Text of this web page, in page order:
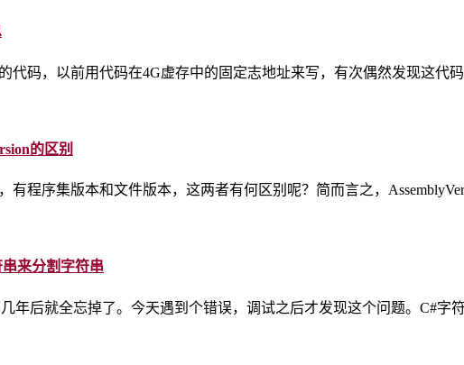
代码，以前用代码在4G虚存中的固定志地址来写，有次偶然发现这
的区别
有程序集版本和文件版本，这两者有何区别呢？简而言之，
来分割字符串
年后就全忘掉了。今天遇到个错误，调试之后才发现这个问题。C#